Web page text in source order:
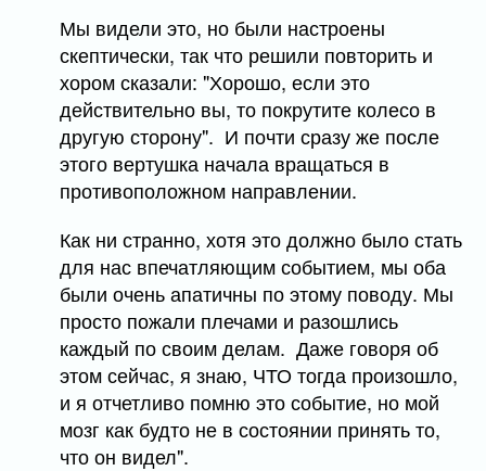
Мы видели это, но были настроены
скептически, так что решили повторить и
хором сказали: "Хорошо, если это
действительно вы, то покрутите колесо в
другую сторону". И почти сразу же после
этого вертушка начала вращаться в
противоположном направлении.
Как ни странно, хотя это должно было стать
для нас впечатляющим событием, мы оба
были очень апатичны по этому поводу. Мы
просто пожали плечами и разошлись
каждый по своим делам. Даже говоря об
этом сейчас, я знаю, ЧТО тогда произошло,
и я отчетливо помню это событие, но мой
мозг как будто не в состоянии принять то,
что он видел".